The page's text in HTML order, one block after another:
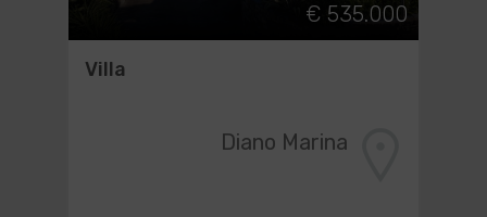
€ 535.000
Villa
Diano Marina